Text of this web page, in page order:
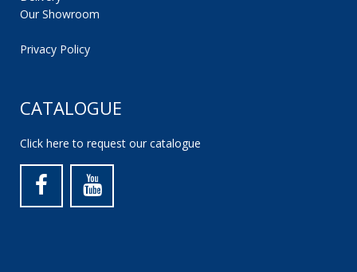
Our Showroom
Privacy Policy
CATALOGUE
Click here to request our catalogue